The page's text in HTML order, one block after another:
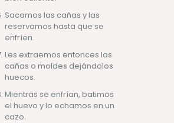
Sacamos las cañas y las
reservamos hasta que se
enfríen.
Les extraemos entonces las
cañas o moldes dejándolos
huecos.
Mientras se enfrían, batimos
el huevo y lo echamos en un
cazo.